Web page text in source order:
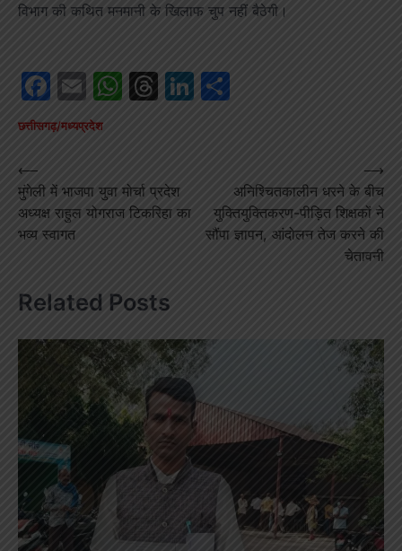
विभाग की कथित मनमानी के खिलाफ चुप नहीं बैठेगी।
Facebook
EmailWhatsApp
Threads
LinkedIn
छत्तीसगढ़/मध्यप्रदेश
Post
navigation
⟵
मुंगेली में भाजपा युवा मोर्चा प्रदेश
अध्यक्ष राहुल योगराज टिकरिहा का
भव्य स्वागत
अनिश्चितकालीन धरने के बीच
युक्तियुक्तिकरण-पीड़ित शिक्षकों ने
सौंपा ज्ञापन, आंदोलन तेज करने की
चेतावनी
⟶
Related Posts